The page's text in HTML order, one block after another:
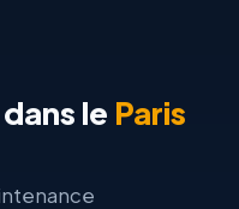
le Paris